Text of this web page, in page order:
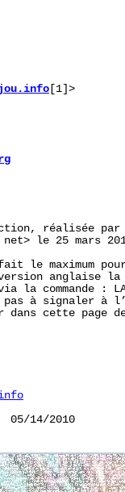
[1]>
réalisée
le 25 mars
le maximum
anglaise
la commande :
à signaler à
dans cette page